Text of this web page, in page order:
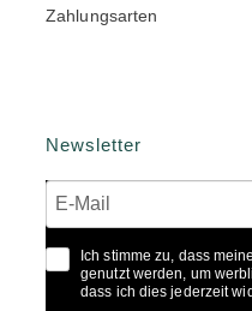
Zahlungsarten
Newsletter
Ich stimme zu, dass
genutzt werden, um
dass ich dies jederzeit